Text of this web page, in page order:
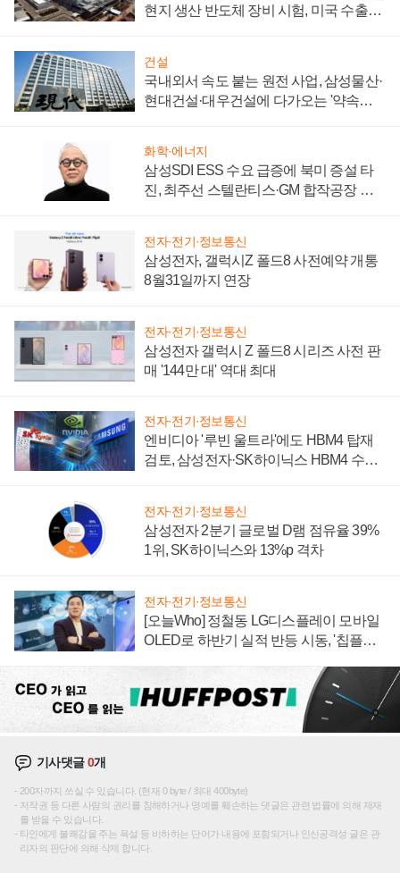
현지 생산 반도체 장비 시험, 미국 수출통
건설
국내외서 속도 붙는 원전 사업, 삼성물산·
현대건설·대우건설에 다가오는 '약속의
화학·에너지
삼성SDI ESS 수요 급증에 북미 증설 타
진, 최주선 스텔란티스·GM 합작공장 건
전자·전기·정보통신
삼성전자, 갤럭시Z 폴드8 사전예약 개통
8월31일까지 연장
전자·전기·정보통신
삼성전자 갤럭시 Z 폴드8 시리즈 사전 판
매 '144만 대' 역대 최대
전자·전기·정보통신
엔비디아 '루빈 울트라'에도 HBM4 탑재
검토, 삼성전자·SK하이닉스 HBM4 수율
전자·전기·정보통신
삼성전자 2분기 글로벌 D램 점유율 39%
1위, SK하이닉스와 13%p 격차
전자·전기·정보통신
[오늘Who] 정철동 LG디스플레이 모바일
OLED로 하반기 실적 반등 시동, '칩플레
기사댓글0개
200자까지 쓰실 수 있습니다. (현재 0 byte / 최대 400byte)
저작권 등 다른 사람의 권리를 침해하거나 명예를 훼손하는 댓글은 관련 법률에 의해 제재
를 받을 수 있습니다.
타인에게 불쾌감을 주는 욕설 등 비하하는 단어가 내용에 포함되거나 인신공격성 글은 관
리자의 판단에 의해 삭제 합니다.